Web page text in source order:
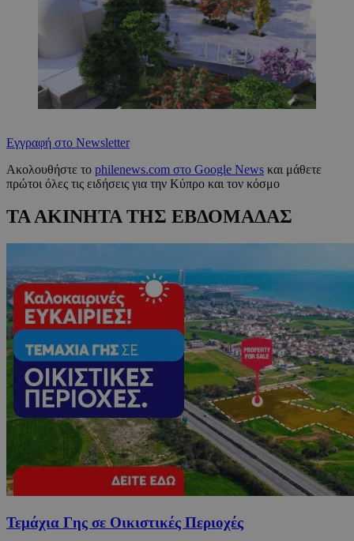
Εγγραφή στο Newsletter
Ακολουθήστε το philenews.com στο Google News και μάθετε
πρώτοι όλες τις ειδήσεις για την Κύπρο και τον κόσμο
ΤΑ ΑΚΙΝΗΤΑ ΤΗΣ ΕΒΔΟΜΑΔΑΣ
Τεμάχια Γης σε Οικιστικές Περιοχές